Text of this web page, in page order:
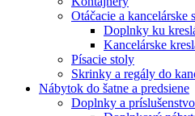
Otáčacie a kancelárske
Doplnky ku
Kancelárske
Písacie stoly
Skrinky a regály do
Nábytok do šatne a predsiene
Doplnky a